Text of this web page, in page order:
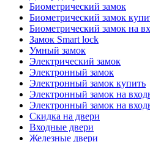
Биометрический замок
Биометрический замок
Биометрический замок на
Замок Smart lock
Умный замок
Электрический замок
Электронный замок
Электронный замок купить
Электронный замок на
Электронный замок на
Скидка на двери
Входные двери
Железные двери